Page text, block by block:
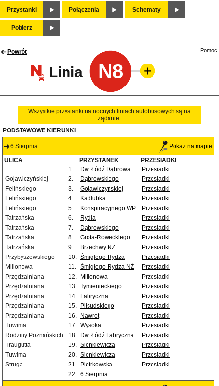
Przystanki Połączenia Schematy
Pobierz
Powrót
Linia N8
Pomoc
Wszystkie przystanki na nocnych liniach autobusowych są na
żądanie.
PODSTAWOWE KIERUNKI
6 Sierpnia Pokaż na mapie
ULICA PRZYSTANEK
PRZESIADKI
1.
Dw. Łódź Dąbrowa
Przesiadki
Gojawiczyńskiej
2. Dąbrowskiego
Przesiadki
Felińskiego
3. Gojawiczyńskiej
Przesiadki
Felińskiego
4. Kadłubka
Przesiadki
Felińskiego
5. Konspiracyjnego WP
Przesiadki
Tatrzańska
6. Rydla
Przesiadki
Tatrzańska
7. Dąbrowskiego
Przesiadki
Tatrzańska
8. Grota-Roweckiego
Przesiadki
Tatrzańska
9. Brzechwy NŻ
Przesiadki
Przybyszewskiego
10. Śmigłego-Rydza
Przesiadki
Milionowa
11. Śmigłego-Rydza NŻ
Przesiadki
Przędzalniana
12. Milionowa
Przesiadki
Przędzalniana
13. Tymienieckiego
Przesiadki
Przędzalniana
14. Fabryczna
Przesiadki
Przędzalniana
15. Piłsudskiego
Przesiadki
Przędzalniana
16. Nawrot
Przesiadki
Tuwima
17. Wysoka
Przesiadki
Rodziny Poznańskich
18. Dw. Łódź Fabryczna
Przesiadki
Traugutta
19. Sienkiewicza
Przesiadki
Tuwima
20. Sienkiewicza
Przesiadki
Struga
21. Piotrkowska
Przesiadki
22. 6 Sierpnia